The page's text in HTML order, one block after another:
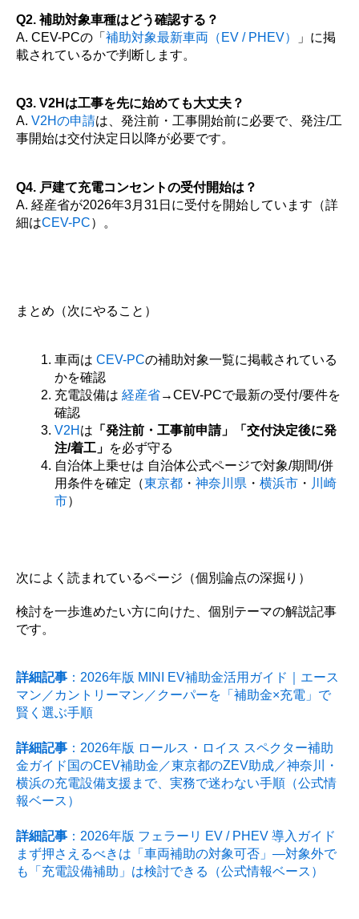
Q2. 補助対象車種はどう確認する？
A. CEV-PCの「 補助対象最新車両（EV / PHEV）
」に掲
載されているかで判断します。
Q3. V2Hは工事を先に始めても大丈夫？
A. V2Hの申請は、発注前・工事開始前に必要で、発注/工
事開始は交付決定日以降が必要です。
Q4. 戸建て充電コンセントの受付開始は？
A. 経産省が2026年3月31日に受付を開始しています（詳
細はCEV-PC）。
まとめ（次にやること）
車両は CEV-PCの補助対象一覧に掲載されている
かを確認
充電設備は 経産省→CEV-PCで最新の受付/要件を
確認
V2H は 「発注前・工事前申請」「交付決定後に発
注/着工」 を必ず守る
自治体上乗せは 自治体公式ページで対象/期間/併
用条件を確定（東京都 ・ 神奈川県 ・ 横浜市 ・ 川崎
市）
次によく読まれているページ（個別論点の深掘り）
検討を一歩進めたい方に向けた、個別テーマの解説記事
です。
詳細記事 ：2026年版 MINI EV補助金活用ガイド｜エース
マン／カントリーマン／クーパーを「補助金×充電」で
賢く選ぶ手順
詳細記事 ：2026年版 ロールス・ロイス スペクター補助
金ガイド国のCEV補助金／東京都のZEV助成／神奈川・
横浜の充電設備支援まで、実務で迷わない手順（公式情
報ベース）
詳細記事 ：2026年版 フェラーリ EV / PHEV 導入ガイド
まず押さえるべきは「車両補助の対象可否」—対象外で
も「充電設備補助」は検討できる（公式情報ベース）